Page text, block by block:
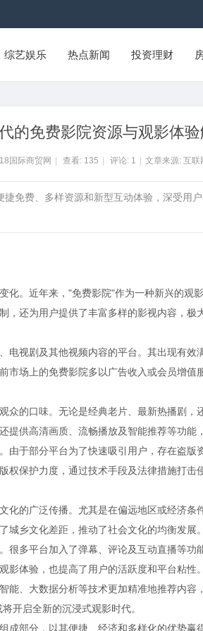
综艺娱乐 热点新闻 投资理财
的免费影院资源与观影体
国际商贸网 查看: 135 评论: 1 文章来源: 互联
免费、多样资源和新型互动体验，深受用
化。近年来，"免费影院"作为一种新兴的观
，还为用户提供了丰富多样的影视内容，极
电视剧及其他视频内容的平台。其出现有效
市场上的免费影院多以广告收入或会员增值
众的口味。无论是经典老片、最新热播剧，
供高清画质、流畅播放及智能推荐等功能
由于部分平台为了快速吸引用户，存在盗版
权保护力度，通过技术手段及法律措施打击
化的广泛传播。尤其是在偏远地区或经济条
乡文化差距，推动了社会文化的均衡发展。
很多平台加入了弹幕、评论及互动直播等功
体验，也提高了用户的活跃度和平台粘性。
、大数据分析等技术更加精准地推荐内容
开启全新的沉浸式观影时代。
成部分，以其便捷、经济和多样化的优势赢